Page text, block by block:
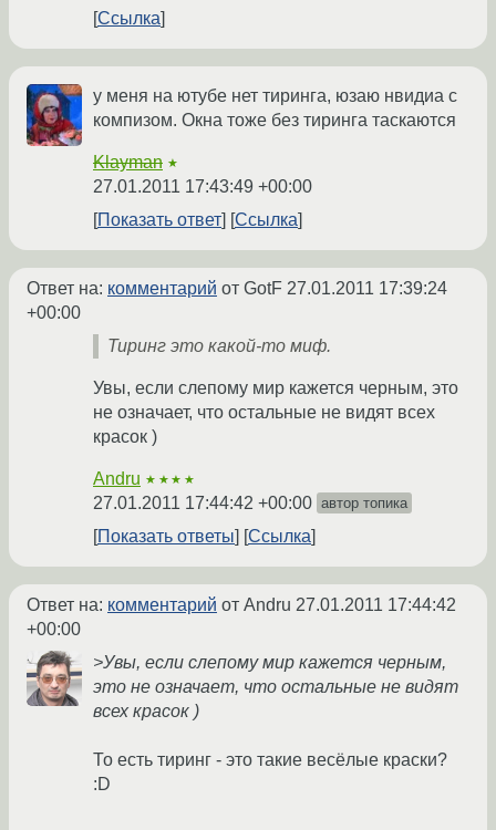
Ссылка
у меня на ютубе нет тиринга, юзаю нвидиа с
компизом. Окна тоже без тиринга таскаются
Klayman ★
27.01.2011 17:43:49 +00:00
Показать ответ
Ссылка
Ответ на: комментарий от GotF 27.01.2011 17:39:24
+00:00
Тиринг это какой-то миф.
Увы, если слепому мир кажется черным, это
не означает, что остальные не видят всех
красок )
Andru ★★★★
27.01.2011 17:44:42 +00:00 автор топика
Показать ответы Ссылка
Ответ на: комментарий от Andru 27.01.2011 17:44:42
+00:00
>Увы, если слепому мир кажется черным,
это не означает, что остальные не видят
всех красок )
То есть тиринг - это такие весёлые краски?
:D